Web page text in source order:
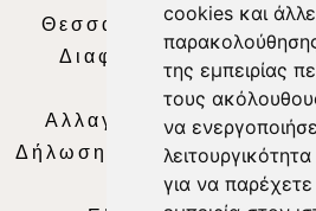
cookies και
της εμπειρίας
τους
να
για να
Θεσσαλία Τηλεόραση|
Διαφήμιση | Όροι
Απορρήτου |
Αλλαγή Προτιμήσεων
Δήλωση συμμόρφωσης με
2018/334|